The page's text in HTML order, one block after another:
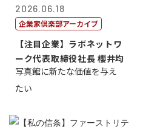
2026.06.18
企業家倶楽部アーカイブ
【注目企業】ラボネットワ
ーク代表取締役社長 櫻井均
写真館に新たな価値を与え
たい